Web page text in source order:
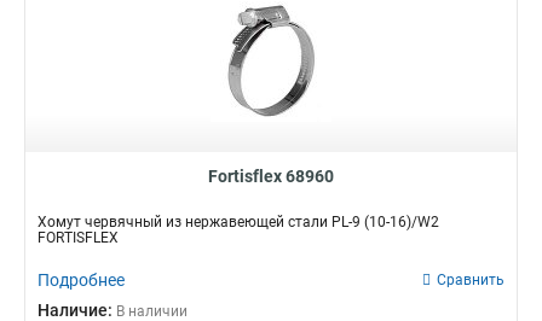
Fortisflex 68960
Хомут червячный из нержавеющей стали PL-9 (10-16)/W2
FORTISFLEX
Подробнее Сравнить
Наличие: В наличии